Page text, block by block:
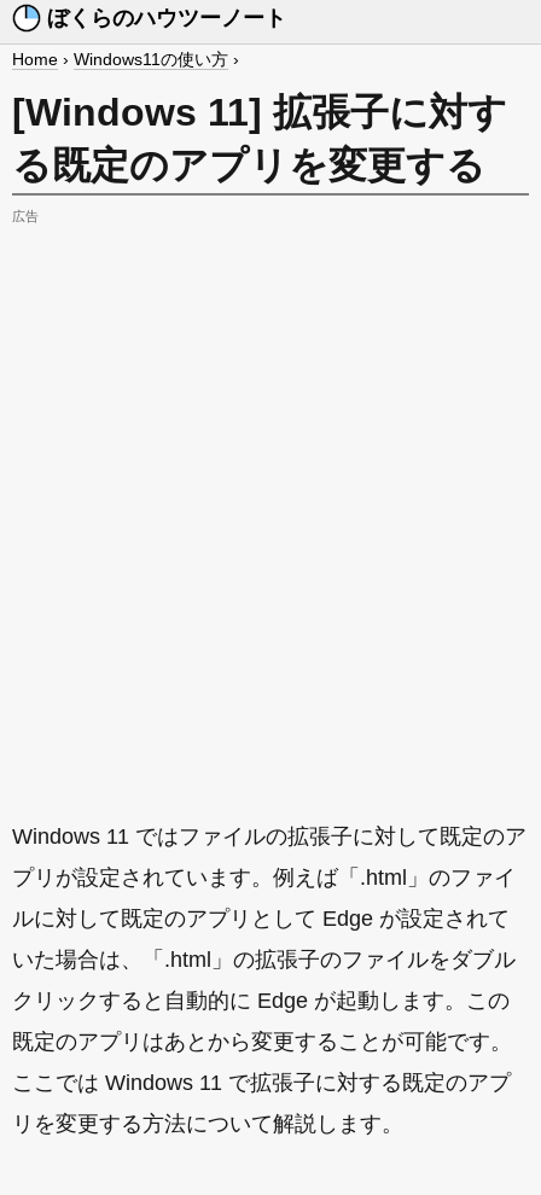
ぼくらのハウツーノート
Home › Windows11の使い方 ›
[Windows 11] 拡張子に対す
る既定のアプリを変更する
広告
Windows 11 ではファイルの拡張子に対して既定のア
プリが設定されています。例えば「.html」のファイ
ルに対して既定のアプリとして Edge が設定されて
いた場合は、「.html」の拡張子のファイルをダブル
クリックすると自動的に Edge が起動します。この
既定のアプリはあとから変更することが可能です。
ここでは Windows 11 で拡張子に対する既定のアプ
リを変更する方法について解説します。